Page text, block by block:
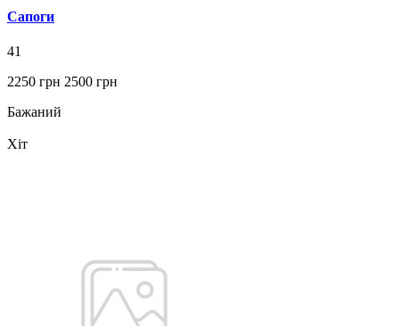
Сапоги
41
2250 грн 2500 грн
Бажаний
Хіт